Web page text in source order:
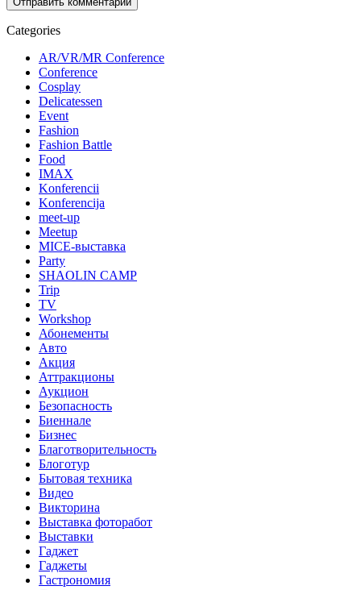
Categories
AR/VR/MR Conference
Conference
Cosplay
Delicatessen
Event
Fashion
Fashion Battle
Food
IMAX
Konferencii
Konferencija
meet-up
Meetup
MICE-выставка
Party
SHAOLIN CAMP
Trip
TV
Workshop
Абонементы
Авто
Акция
Аттракционы
Аукцион
Безопасность
Биеннале
Бизнес
Благотворительность
Блоготур
Бытовая техника
Видео
Викторина
Выставка фоторабот
Выставки
Гаджет
Гаджеты
Гастрономия